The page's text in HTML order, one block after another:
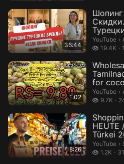
36:44
YouTube ›
19.4K
19.4
1:02
for
YouTube ›
9.7K
9.7
8:26
HEUTE
Türkei
YouTube ›
1.2K
1.2